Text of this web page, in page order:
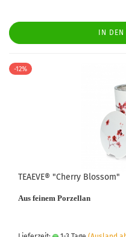
IN
-12%
TEAEVE® "Cherry Blossom"
Aus feinem Porzellan